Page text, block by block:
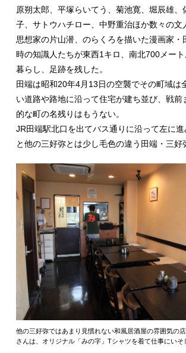
原朔太郎、平塚らいてう、菊池寛、堀辰雄、
子、サトウハチロー、中野重治ほか数々の文
思想家の片山潜、のらくろを描いた漫画家・
時の知識人たちが東西1キロ、南北700メー
暮らし、足跡を残した。
田端は昭和20年4月13日の空襲でその町域は
い道路や路地に沿って住宅が建ち並び、戦前
的な町の名残りはもうない。
JR田端駅北口を出てバス通りに沿って左に
と他の三好弥とは少し毛色の違う田端・三好
他の三好弥ではあまり見慣れない和風居酒屋の雰囲気の
さんは、オリジナル「みの字」Tシャツを着て仕事にいそ